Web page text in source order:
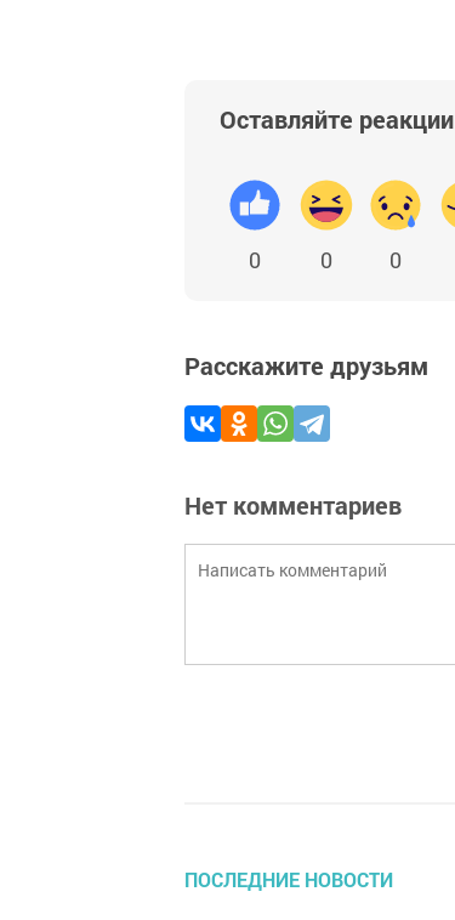
Оставляйте реакции
0 0 0
Расскажите друзьям
Нет комментариев
ПОСЛЕДНИЕ НОВОСТИ